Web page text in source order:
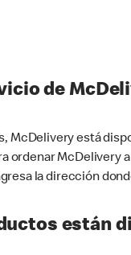
de
McDelivery está
ordenar McDelivery
la dirección
están